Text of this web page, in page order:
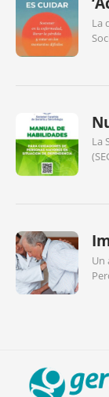
La
La
Un